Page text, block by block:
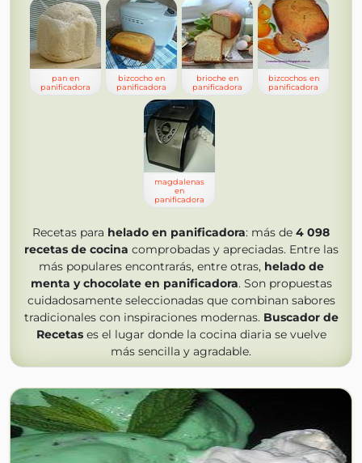
pan en
panificadora
bizcocho en
panificadora
brioche en
panificadora
bizcochos en
panificadora
magdalenas
en
panificadora
Recetas para helado en panificadora: más de 4 098
recetas de cocina comprobadas y apreciadas. Entre las
más populares encontrarás, entre otras, helado de
menta y chocolate en panificadora. Son propuestas
cuidadosamente seleccionadas que combinan sabores
tradicionales con inspiraciones modernas. Buscador de
Recetases el lugar donde la cocina diaria se vuelve
más sencilla y agradable.